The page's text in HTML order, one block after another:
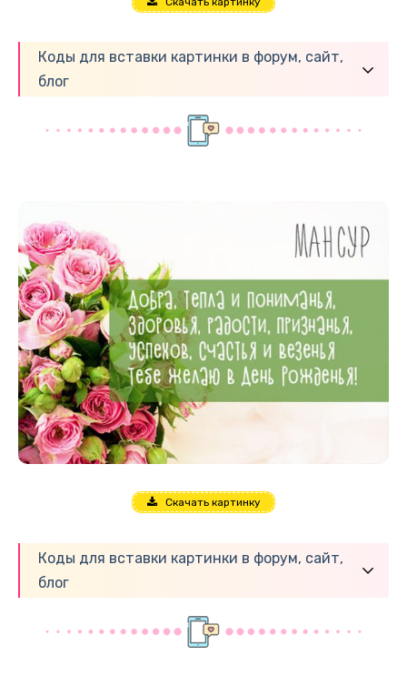
Коды для вставки картинки в форум, сайт,
блог
Скачать картинку
Коды для вставки картинки в форум, сайт,
блог